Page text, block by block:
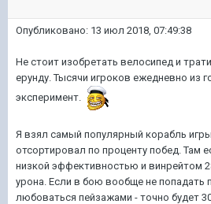
Опубликовано: 13 июл 2018, 07:49:38
Не стоит изобретать велосипед и
ерунду. Тысячи игроков ежедневно из
эксперимент.
Я взял самый популярный корабль
отсортировал по проценту побед. Там
низкой эффективностью и винрейтом
урона. Если в бою вообще не попадать
любоваться пейзажами - точно будет